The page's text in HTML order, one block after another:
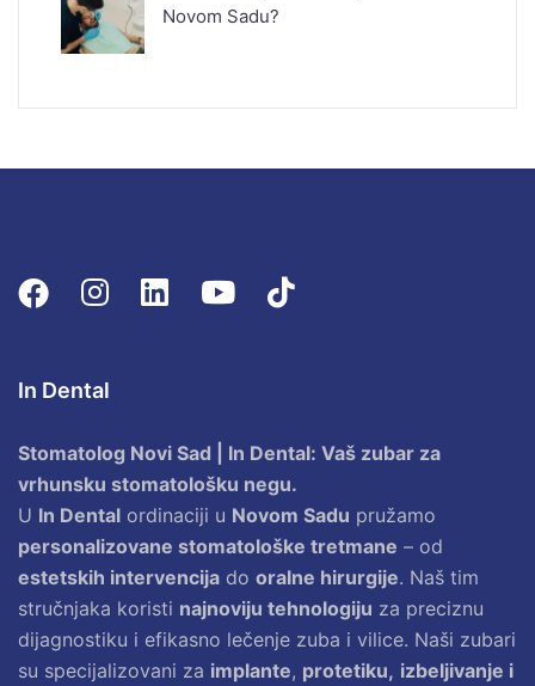
Novom Sadu?
In Dental
Stomatolog Novi Sad | In Dental: Vaš zubar za
vrhunsku stomatološku negu.
U In Dental ordinaciji u Novom Sadu pružamo
personalizovane stomatološke tretmane – od
estetskih intervencija do oralne hirurgije. Naš tim
stručnjaka koristi najnoviju tehnologiju za preciznu
dijagnostiku i efikasno lečenje zuba i vilice. Naši zubari
su specijalizovani za implante, protetiku, izbeljivanje i